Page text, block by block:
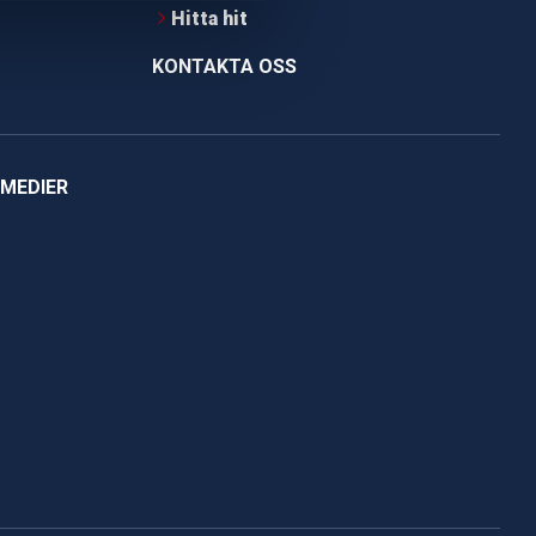
Hitta hit
KONTAKTA OSS